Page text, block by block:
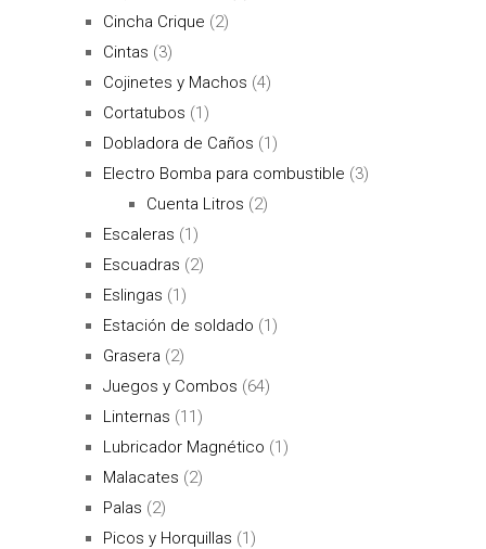
Cincha Crique (2)
Cintas (3)
Cojinetes y Machos (4)
Cortatubos (1)
Dobladora de Caños (1)
Electro Bomba para combustible (3)
Cuenta Litros (2)
Escaleras (1)
Escuadras (2)
Eslingas (1)
Estación de soldado (1)
Grasera (2)
Juegos y Combos (64)
Linternas (11)
Lubricador Magnético (1)
Malacates (2)
Palas (2)
Picos y Horquillas (1)